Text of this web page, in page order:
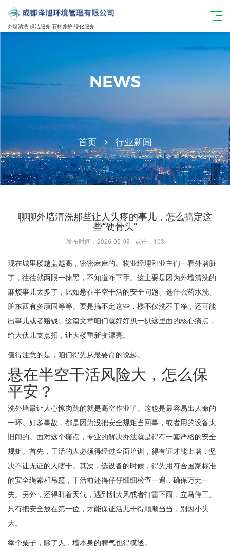
外墙清洗 保洁服务 石材养护 绿化服务
NEWS
首页 行业新闻
聊聊外墙清洗那些让人头疼的事儿，怎么搞定这
些“硬骨头”
发布时间：2026-05-08 点击：103
现在城里楼越盖越高，密密麻麻的。物业经理和业主们一看外墙脏
了，往往就两眼一抹黑，不知道咋下手。这主要是因为外墙清洗的
麻烦事儿太多了，比如悬在半空干活的安全问题、选什么药水洗、
脏东西有多顽固等等。要是搞不定这些，楼不仅洗不干净，还可能
出事儿或者赔钱。这篇文章咱们就好好扒一扒这里面的核心痛点，
给大伙儿支点招，让大楼重新变漂亮。
值得注意的是，咱们得先从最要命的说起。
悬在半空干活风险大，怎么保
平安？
洗外墙最让人心惊肉跳的就是高空作业了。这也是最容易出人命的
一环。好多事故，都是因为没把安全规矩当回事，或者用的设备太
旧闹的。面对这个痛点，专业的解决办法就是得有一套严格的安全
规矩。首先，干活的人必须得经过全面培训，得有证才能上墙，坚
决不让无证的人瞎干。其次，选设备的时候，得先用符合国家标准
的安全绳索和吊篮，干活前还得仔仔细细检查一遍，确保万无一
失。另外，还得盯着天气，遇到刮大风或者打雷下雨，立马停工。
只有把安全放在第一位，才能保证活儿干得顺顺当当，别因小失
大。
举个栗子，除了人，墙本身的脾气也得摸透。